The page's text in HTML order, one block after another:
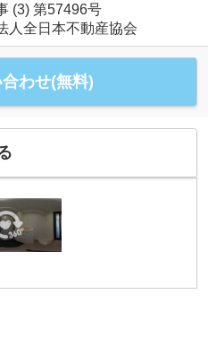
(3) 第57496号
人全日本不動産協会
わせ(無料)